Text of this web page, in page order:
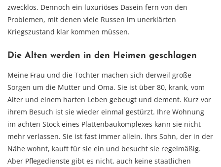
zwecklos. Dennoch ein luxuriöses Dasein fern von den
Problemen, mit denen viele Russen im unerklärten
Kriegszustand klar kommen müssen.
Die Alten werden in den Heimen geschlagen
Meine Frau und die Tochter machen sich derweil große
Sorgen um die Mutter und Oma. Sie ist über 80, krank, vom
Alter und einem harten Leben gebeugt und dement. Kurz vor
ihrem Besuch ist sie wieder einmal gestürzt. Ihre Wohnung
im achten Stock eines Plattenbaukomplexes kann sie nicht
mehr verlassen. Sie ist fast immer allein. Ihrs Sohn, der in der
Nähe wohnt, kauft für sie ein und besucht sie regelmäßig.
Aber Pflegedienste gibt es nicht, auch keine staatlichen